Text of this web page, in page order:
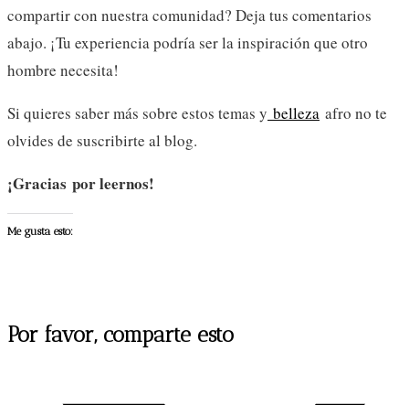
compartir con nuestra comunidad? Deja tus comentarios
abajo. ¡Tu experiencia podría ser la inspiración que otro
hombre necesita!
Si quieres saber más sobre estos temas y belleza afro no te
olvides de suscribirte al blog.
¡Gracias por leernos!
Me gusta esto:
Por favor, comparte estoCompartir